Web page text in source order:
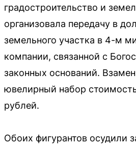
градостроительство и
организовала передачу в
земельного участка в 4-м
компании, связанной с
законных оснований.
ювелирный набор
рублей.
Обоих фигурантов осудили